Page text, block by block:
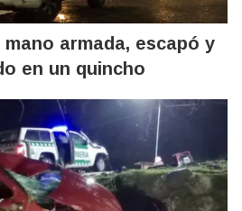
armada, escapó y
en un quincho